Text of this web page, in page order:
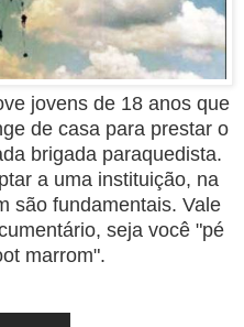
jovens de 18 anos que
de casa para prestar o
brigada paraquedista.
a uma instituição, na
são fundamentais. Vale
seja você "pé
marrom".